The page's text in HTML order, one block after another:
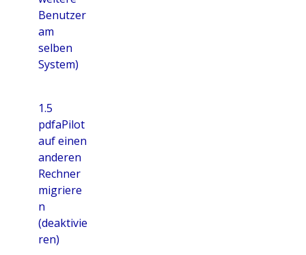
Benutzer
am
selben
System)
1.5
pdfaPilot
auf einen
anderen
Rechner
migriere
n
(deaktivie
ren)